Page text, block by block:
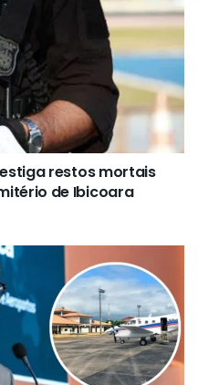
restos mortais
de Ibicoara